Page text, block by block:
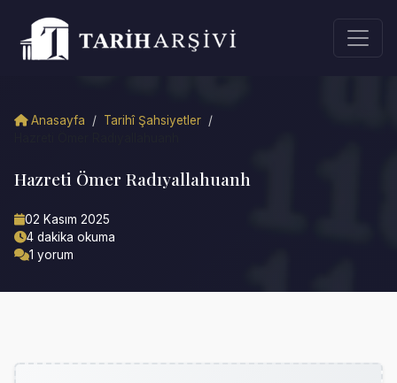
Anasayfa / Tarihî Şahsiyetler /
Hazreti Ömer Radıyallahuanh
02 Kasım 2025
4 dakika okuma
1 yorum